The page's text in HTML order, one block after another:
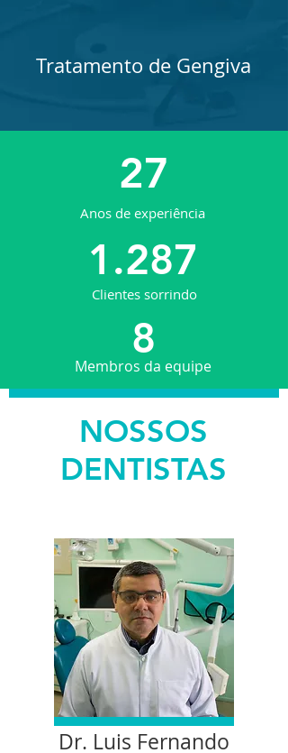
Tratamento de Gengiva
27
Anos de experiência
1.287
Clientes sorrindo
8
Membros da equipe
NOSSOS
DENTISTAS
Dr. Luis Fernando